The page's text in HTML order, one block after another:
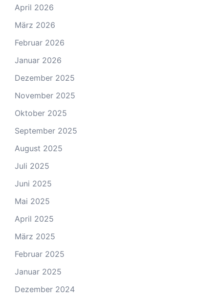
April 2026
März 2026
Februar 2026
Januar 2026
Dezember 2025
November 2025
Oktober 2025
September 2025
August 2025
Juli 2025
Juni 2025
Mai 2025
April 2025
März 2025
Februar 2025
Januar 2025
Dezember 2024